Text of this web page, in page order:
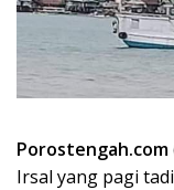
Porostengah.com
Irsal yang pagi